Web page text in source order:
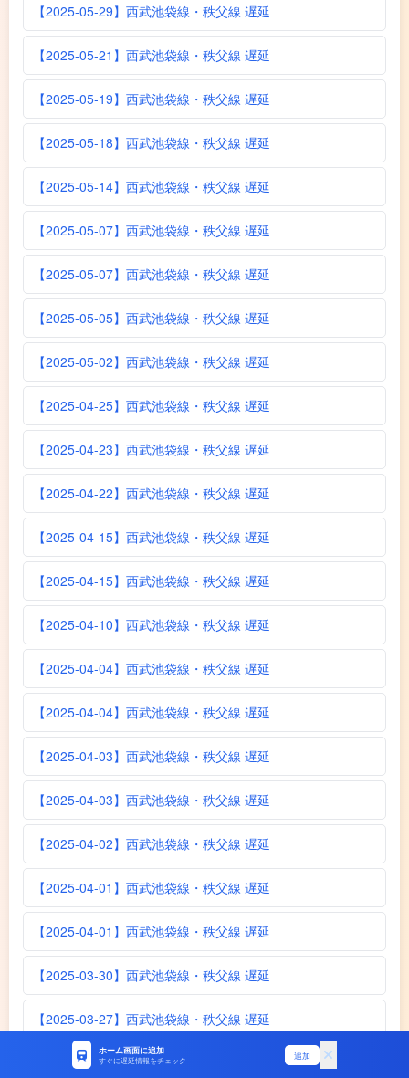
【2025-05-29】西武池袋線・秩父線 遅延
【2025-05-21】西武池袋線・秩父線 遅延
【2025-05-19】西武池袋線・秩父線 遅延
【2025-05-18】西武池袋線・秩父線 遅延
【2025-05-14】西武池袋線・秩父線 遅延
【2025-05-07】西武池袋線・秩父線 遅延
【2025-05-07】西武池袋線・秩父線 遅延
【2025-05-05】西武池袋線・秩父線 遅延
【2025-05-02】西武池袋線・秩父線 遅延
【2025-04-25】西武池袋線・秩父線 遅延
【2025-04-23】西武池袋線・秩父線 遅延
【2025-04-22】西武池袋線・秩父線 遅延
【2025-04-15】西武池袋線・秩父線 遅延
【2025-04-15】西武池袋線・秩父線 遅延
【2025-04-10】西武池袋線・秩父線 遅延
【2025-04-04】西武池袋線・秩父線 遅延
【2025-04-04】西武池袋線・秩父線 遅延
【2025-04-03】西武池袋線・秩父線 遅延
【2025-04-03】西武池袋線・秩父線 遅延
【2025-04-02】西武池袋線・秩父線 遅延
【2025-04-01】西武池袋線・秩父線 遅延
【2025-04-01】西武池袋線・秩父線 遅延
【2025-03-30】西武池袋線・秩父線 遅延
【2025-03-27】西武池袋線・秩父線 遅延
【2025-03-23】西武池袋線・秩父線 遅延
ホーム画面に追加
すぐに遅延情報をチェック 追加